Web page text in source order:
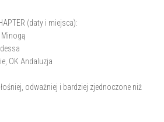
(daty i miejsca):
OK Andaluzja
odważniej i bardziej zjednoczone niż